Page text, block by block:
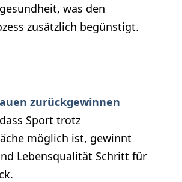
was den
zusätzlich begünstigt.
zurückgewinnen
Sport trotz
möglich ist, gewinnt
Lebensqualität Schritt für